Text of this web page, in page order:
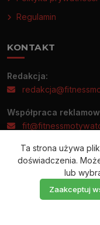
Regulamin
KONTAKT
Redakcja:
Współpraca
Informacje prasowe
© 2026
Ta strona używa
doświadczenia.
lub
Zaakceptuj